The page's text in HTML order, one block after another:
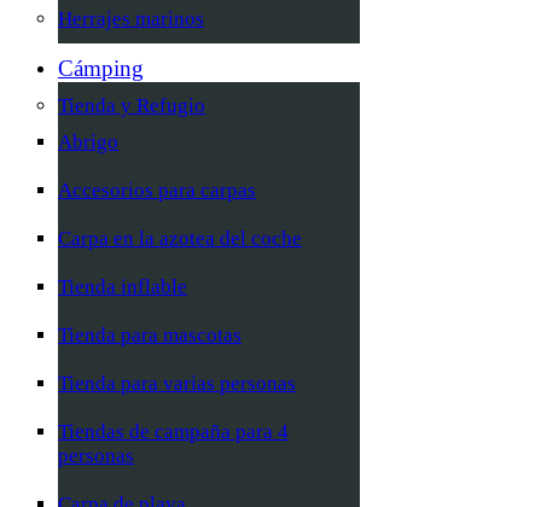
Herrajes marinos
Cámping
Tienda y Refugio
Abrigo
Accesorios para carpas
Carpa en la azotea del coche
Tienda inflable
Tienda para mascotas
Tienda para varias personas
Tiendas de campaña para 4
personas